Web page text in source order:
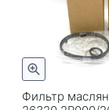
Фильтр